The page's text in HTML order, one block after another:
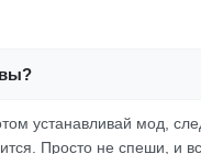
устанавливай мод,
Просто не спеши, и